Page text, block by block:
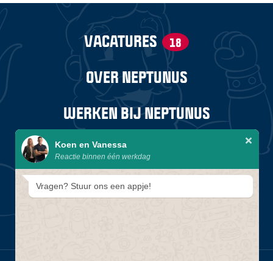
VACATURES 18
OVER NEPTUNUS
WERKEN BIJ NEPTUNUS
STAGES EN TRAINEESHIPS
Koen en Vanessa
Reactie binnen één werkdag
Vragen? Stuur ons een appje!